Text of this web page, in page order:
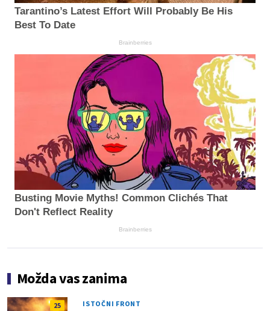
Tarantino’s Latest Effort Will Probably Be His
Best To Date
Brainberries
Busting Movie Myths! Common Clichés That
Don't Reflect Reality
Brainberries
Možda vas zanima
25 ISTOČNI FRONT